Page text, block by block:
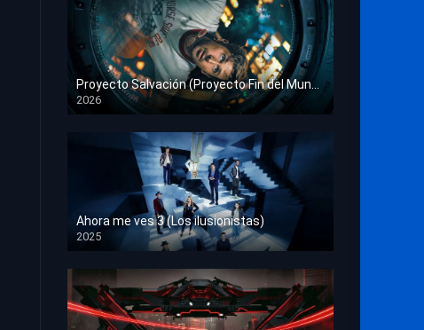
Proyecto Salvación (Proyecto Fin del Mundo)
2026
HD 1080p
Ahora me ves 3 (Los ilusionistas)
2025
HD 1080p